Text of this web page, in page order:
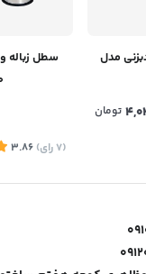
بادبزنی مدل
تومان
سطل زباله
(7 رای)
3.86